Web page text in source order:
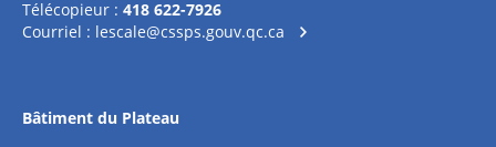
Télécopieur : 418 622-7926
Courriel : lescale@cssps.gouv.qc.ca
Bâtiment du Plateau